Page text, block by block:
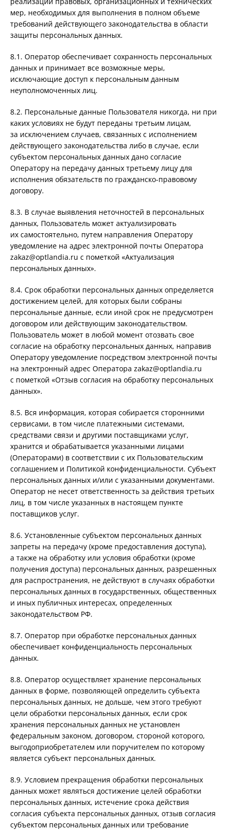
мер, необходимых для выполнения в полном объеме
требований действующего законодательства в области
защиты персональных данных.
8.1. Оператор обеспечивает сохранность персональных
данных и принимает все возможные меры,
исключающие доступ к персональным данным
неуполномоченных лиц.
8.2. Персональные данные Пользователя никогда, ни при
каких условиях не будут переданы третьим лицам,
за исключением случаев, связанных с исполнением
действующего законодательства либо в случае, если
субъектом персональных данных дано согласие
Оператору на передачу данных третьему лицу для
исполнения обязательств по гражданско-правовому
договору.
8.3. В случае выявления неточностей в персональных
данных, Пользователь может актуализировать
их самостоятельно, путем направления Оператору
уведомление на адрес электронной почты Оператора
zakaz@optlandia.ru с пометкой «Актуализация
персональных данных».
8.4. Срок обработки персональных данных определяется
достижением целей, для которых были собраны
персональные данные, если иной срок не предусмотрен
договором или действующим законодательством.
Пользователь может в любой момент отозвать свое
согласие на обработку персональных данных, направив
Оператору уведомление посредством электронной почты
на электронный адрес Оператора zakaz@optlandia.ru
с пометкой «Отзыв согласия на обработку персональных
данных».
8.5. Вся информация, которая собирается сторонними
сервисами, в том числе платежными системами,
средствами связи и другими поставщиками услуг,
хранится и обрабатывается указанными лицами
(Операторами) в соответствии с их Пользовательским
соглашением и Политикой конфиденциальности. Субъект
персональных данных и/или с указанными документами.
Оператор не несет ответственность за действия третьих
лиц, в том числе указанных в настоящем пункте
поставщиков услуг.
8.6. Установленные субъектом персональных данных
запреты на передачу (кроме предоставления доступа),
а также на обработку или условия обработки (кроме
получения доступа) персональных данных, разрешенных
для распространения, не действуют в случаях обработки
персональных данных в государственных, общественных
и иных публичных интересах, определенных
законодательством РФ.
8.7. Оператор при обработке персональных данных
обеспечивает конфиденциальность персональных
данных.
8.8. Оператор осуществляет хранение персональных
данных в форме, позволяющей определить субъекта
персональных данных, не дольше, чем этого требуют
цели обработки персональных данных, если срок
хранения персональных данных не установлен
федеральным законом, договором, стороной которого,
выгодоприобретателем или поручителем по которому
является субъект персональных данных.
8.9. Условием прекращения обработки персональных
данных может являться достижение целей обработки
персональных данных, истечение срока действия
согласия субъекта персональных данных, отзыв согласия
субъектом персональных данных или требование